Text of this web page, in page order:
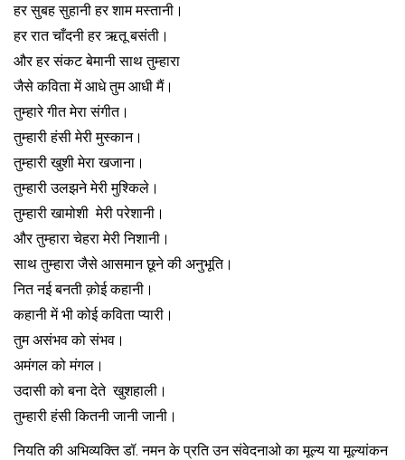
हर सुबह सुहानी हर शाम मस्तानी।
हर रात चाँदनी हर ऋतू बसंती।
और हर संकट बेमानी साथ तुम्हारा
जैसे कविता में आधे तुम आधी मैं।
तुम्हारे गीत मेरा संगीत।
तुम्हारी हंसी मेरी मुस्कान।
तुम्हारी खुशी मेरा खजाना।
तुम्हारी उलझने मेरी मुश्किले।
तुम्हारी खामोशी मेरी परेशानी।
और तुम्हारा चेहरा मेरी निशानी।
साथ तुम्हारा जैसे आसमान छूने की अनुभूति।
नित नई बनती क़ोई कहानी।
कहानी में भी कोई कविता प्यारी।
तुम असंभव को संभव।
अमंगल को मंगल।
उदासी को बना देते खुशहाली।
तुम्हारी हंसी कितनी जानी जानी।
नियति की अभिव्यक्ति डॉ. नमन के प्रति उन संवेदनाओ का मूल्य या मूल्यांकन